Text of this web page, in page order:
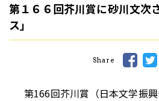
第１６６回芥川賞に砂川文次
ス」
Share
第166回芥川賞（日本文学振